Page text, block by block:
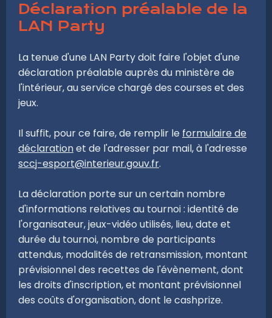
Déclaration préalable de la
LAN Party
La tenue d'une LAN Party doit faire l'objet d'une
déclaration préalable auprès du ministère de
l'intérieur, au service chargé des courses et des
jeux.
Il suffit, pour ce faire, de remplir le formulaire de
déclarationet de l'adresser par mail, à l'adresse
sccj-esport@interieur.gouv.fr.
La déclaration porte sur un certain nombre
d'informations relatives au tournoi : identité de
l'organisateur, jeux-vidéo utilisés, lieu, date et
durée du tournoi, nombre de participants
attendus, modalités de retransmission, montant
prévisionnel des recettes de l'évènement, dont
les droits d'inscription, et montant prévisionnel
des coûts d'organisation, dont le cashprize.